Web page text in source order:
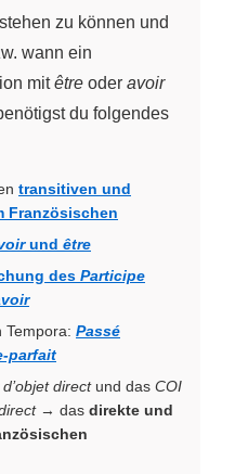
zu können und
wann ein
mitêtre oder avoir
du folgendes
transitiven und
Französischen
und être
des Participe
Tempora: Passé
parfait
directund das COI
→ das direkte und